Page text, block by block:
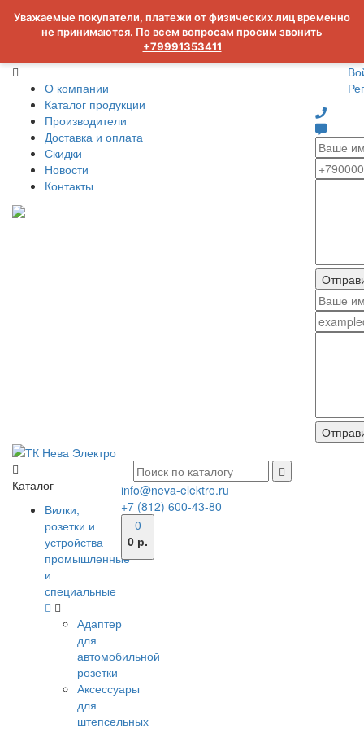
Уважаемые покупатели, платежи от физических лиц временно
не принимаются. По всем вопросам просим звонить
+79991353411
О компании
Каталог продукции
Производители
Доставка и оплата
Скидки
Новости
Контакты
Каталог
Вилки,
розетки и
устройства
промышленные
и
специальные
Адаптер
для
автомобильной
розетки
Аксессуары
для
штепсельных
info@neva-elektro.ru
+7 (812) 600-43-80
0
0 р.